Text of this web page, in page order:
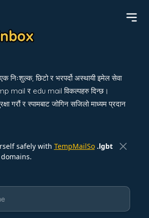
छिटो र भरपर्दो अस्थायी इमेल सेवा
mail र edu mail विकल्पहरु दिन्छ।
गरौं र स्पामबाट जोगिन सजिलो माध्यम प्रदान
safely with TempMailSo .lgbt